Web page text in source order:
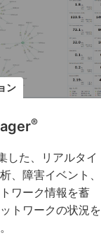
ン
®
した、リアルタイ
、障害イベント、
ワーク情報を蓄
トワークの状況を